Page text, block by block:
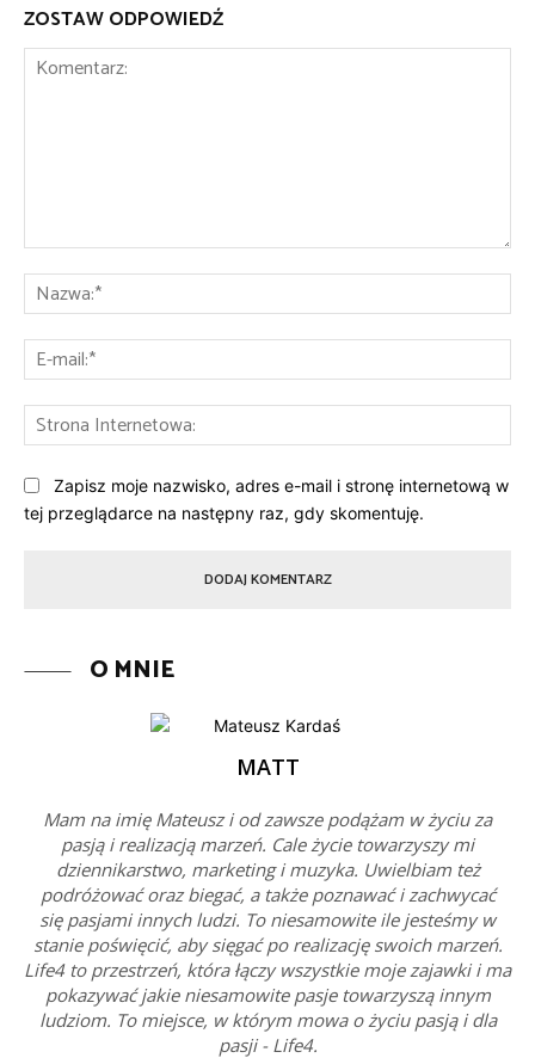
ZOSTAW ODPOWIEDŹ
Zapisz moje nazwisko, adres e-mail i stronę internetową w
tej przeglądarce na następny raz, gdy skomentuję.
O MNIE
MATT
Mam na imię Mateusz i od zawsze podążam w życiu za
pasją i realizacją marzeń. Cale życie towarzyszy mi
dziennikarstwo, marketing i muzyka. Uwielbiam też
podróżować oraz biegać, a także poznawać i zachwycać
się pasjami innych ludzi. To niesamowite ile jesteśmy w
stanie poświęcić, aby sięgać po realizację swoich marzeń.
Life4 to przestrzeń, która łączy wszystkie moje zajawki i ma
pokazywać jakie niesamowite pasje towarzyszą innym
ludziom. To miejsce, w którym mowa o życiu pasją i dla
pasji - Life4.